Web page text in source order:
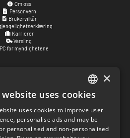
Om oss
Personvern
Brukervilkår
Karrierer
Varsling
for myndighetene
Kyrkogatan 17
Göteborg,Sverige
lenker
matchisports
ENGLISH
SWEDISH
NORWEGIAN
×
website uses cookies
uses cookies to improve user
personalise ads and may be
personalised and non-personalised